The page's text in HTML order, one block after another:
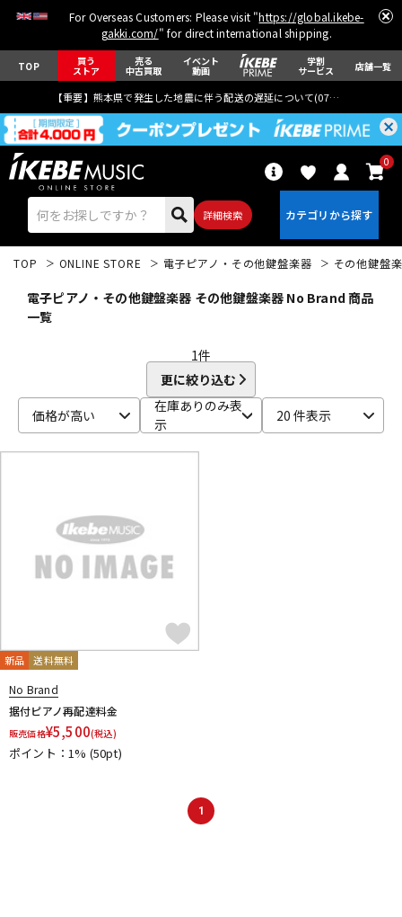
For Overseas Customers: Please visit "https://global.ikebe-
gakki.com/" for direct international shipping.
TOP 買う
ストア
売る
中古買取
イベント
動画
学割
サービス 店舗一覧
【重要】熊本県で発生した地震に伴う配送の遅延について(07月29日
詳細検索
0
ベース ウクレレ
キーボード
DJ機器
TOP ONLINE STORE 電子ピアノ・その他鍵盤楽器 その他鍵盤
電子ピアノ・その他鍵盤楽器 その他鍵盤楽器 No Brand 商品
一覧
1件
更に絞り込む
価格が高い
在庫ありのみ表
示
20 件表示
新品 送料無料
No Brand
据付ピアノ再配達料金
販売価格¥5,500(税込)
ポイント：1% (50pt)
1